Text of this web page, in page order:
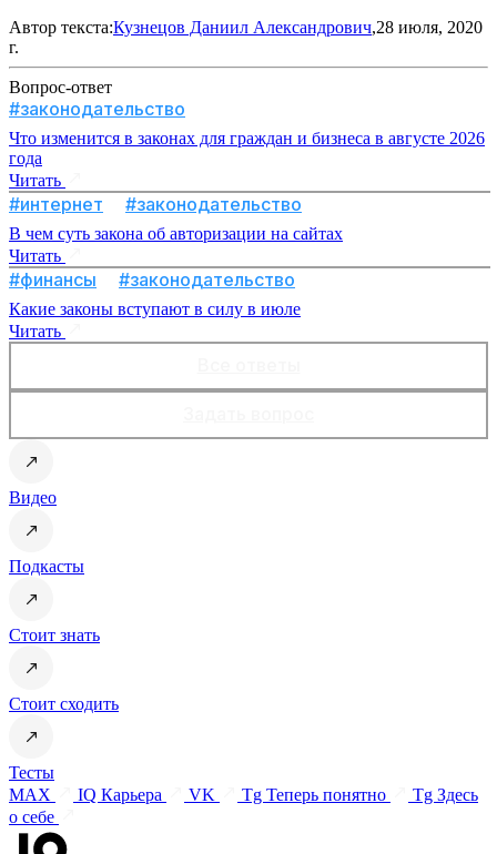
Автор текста:Кузнецов Даниил Александрович,28 июля, 2020
г.
Вопрос-ответ
#законодательство
Что изменится в законах для граждан и бизнеса в августе 2026
года
Читать
#интернет #законодательство
В чем суть закона об авторизации на сайтах
Читать
#финансы #законодательство
Какие законы вступают в силу в июле
Читать
Видео
Подкасты
Стоит знать
Стоит сходить
Тесты
MAX
IQ Карьера VK Tg Теперь понятно
Tg Здесь
о себе